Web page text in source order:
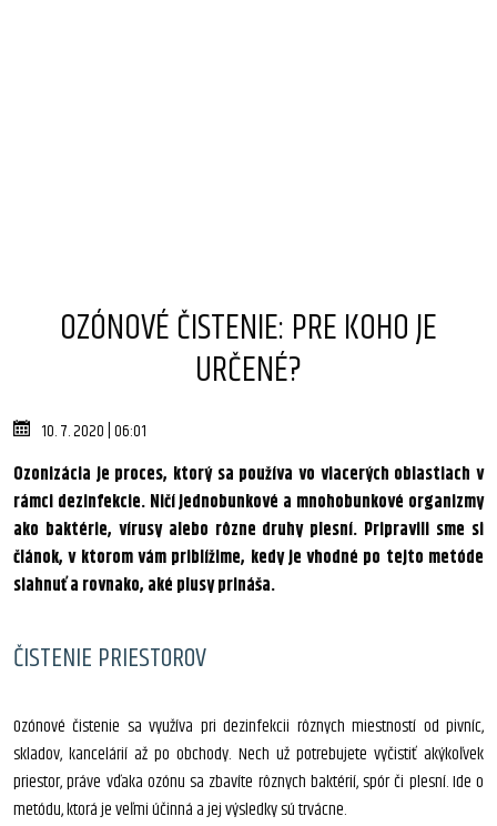
OZÓNOVÉ ČISTENIE: PRE KOHO JE
URČENÉ?
10. 7. 2020 | 06:01
Ozonizácia je proces, ktorý sa používa vo viacerých oblastiach v
rámci dezinfekcie. Ničí jednobunkové a mnohobunkové organizmy
ako baktérie, vírusy alebo rôzne druhy plesní. Pripravili sme si
článok, v ktorom vám priblížime, kedy je vhodné po tejto metóde
siahnuť a rovnako, aké plusy prináša.
ČISTENIE PRIESTOROV
Ozónové čistenie sa využíva pri dezinfekcii rôznych miestností od pivníc,
skladov, kancelárií až po obchody. Nech už potrebujete vyčistiť akýkoľvek
priestor, práve vďaka ozónu sa zbavíte rôznych baktérií, spór či plesní. Ide o
metódu, ktorá je veľmi účinná a jej výsledky sú trvácne.